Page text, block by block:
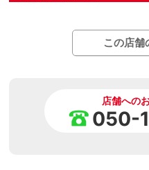
この店舗
店舗への
050-